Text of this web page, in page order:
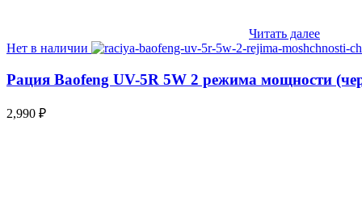
Читать далее
Нет в наличии
Рация Baofeng UV-5R 5W 2 режима мощности
2,990 ₽